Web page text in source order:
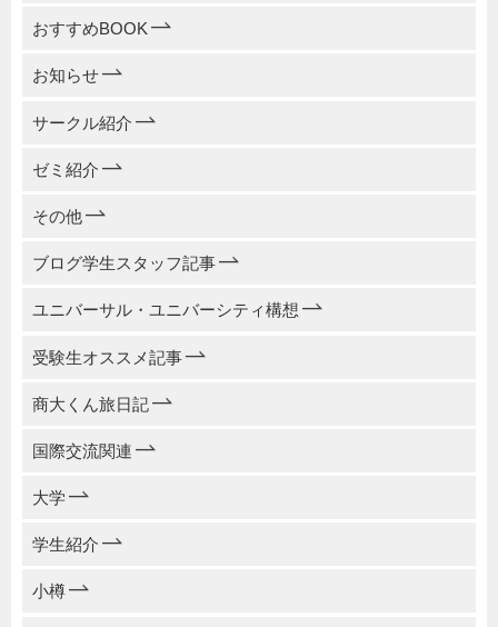
おすすめBOOK
お知らせ
サークル紹介
ゼミ紹介
その他
ブログ学生スタッフ記事
ユニバーサル・ユニバーシティ構想
受験生オススメ記事
商大くん旅日記
国際交流関連
大学
学生紹介
小樽